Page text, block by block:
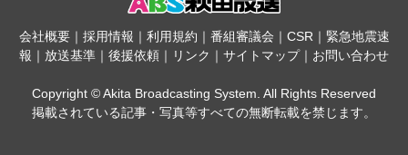
会社概要｜ 採用情報 ｜ 利用規約 ｜ 番組審議会 ｜ CSR｜ 緊急地震速
報 ｜ 放送基準 ｜ 後援依頼 ｜ リンク ｜ サイトマップ｜ お問い合わせ
Copyright © Akita Broadcasting System. All Rights Reserved
掲載されている記事・写真等すべての無断転載を禁じます。